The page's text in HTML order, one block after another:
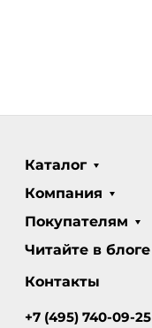
Каталог
Компания
Покупателям
Читайте в блоге
Контакты
+7 (495) 740-09-25